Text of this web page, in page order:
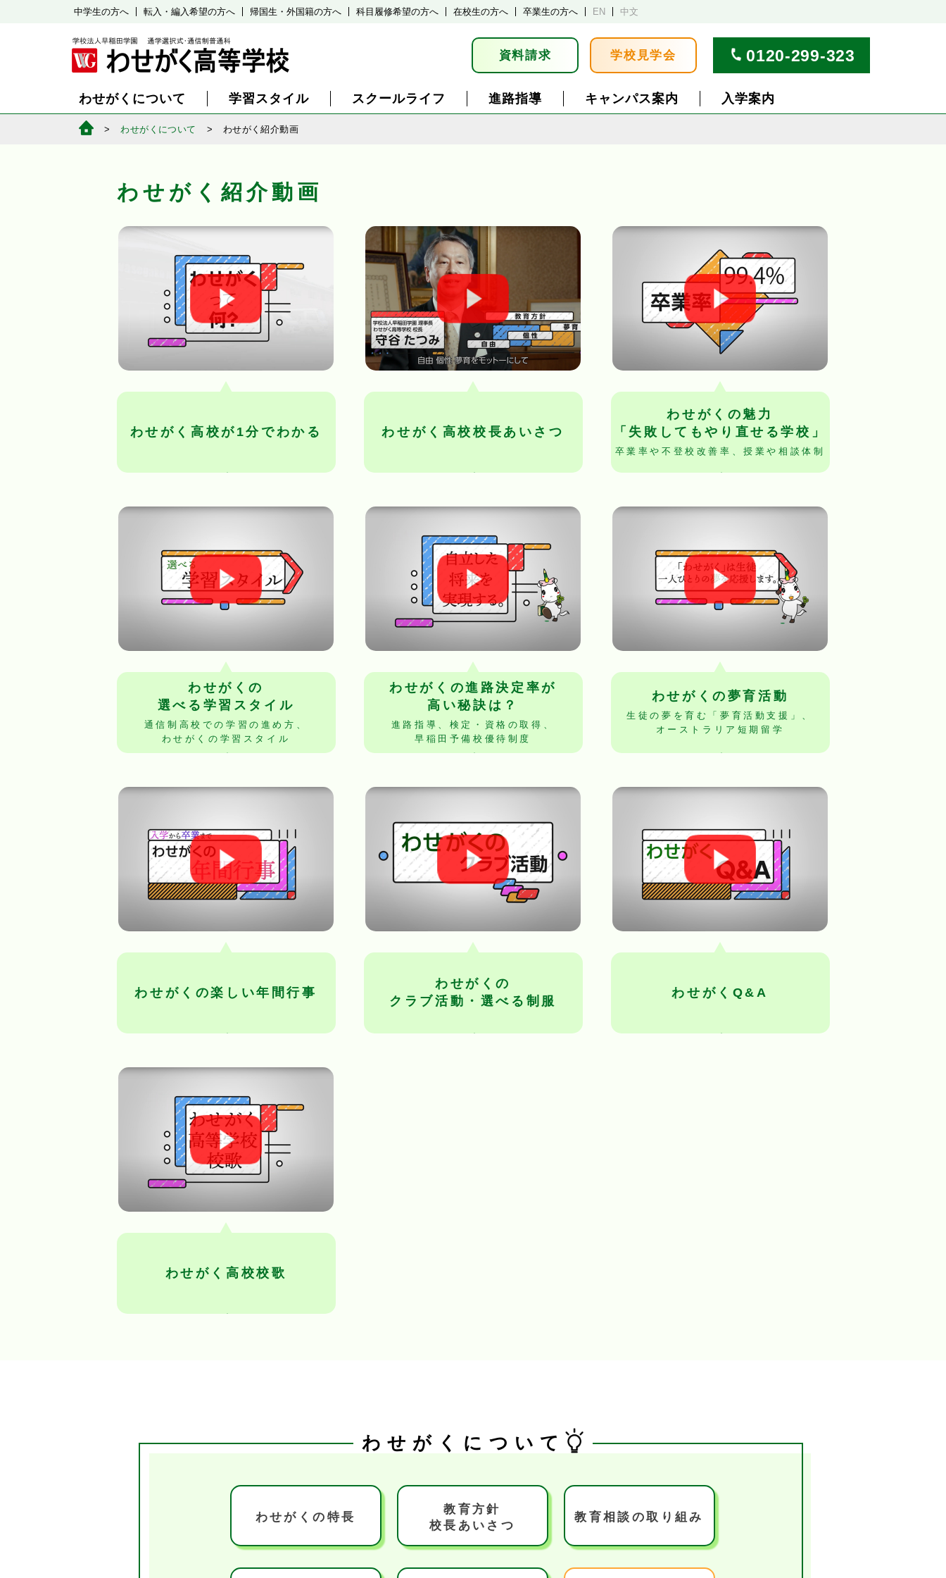
中学生の方へ 転入・編入希望の方へ 帰国生・外国籍の方へ 科目履修希望の方へ 在校生の方へ 卒業生の方へ EN 中文
資料請求 学校見学会 0120-299-323
わせがくについて 学習スタイル スクールライフ 進路指導 キャンパス案内 入学案内
わせがくについて わせがく紹介動画
わせがく紹介動画
わせがく高校が1分でわかる わせがく高校校長あいさつ
わせがくの魅力
「失敗してもやり直せる学校」
卒業率や不登校改善率、授業や相談体制
わせがくの
選べる学習スタイル
通信制高校での学習の進め方、
わせがくの学習スタイル
わせがくの進路決定率が
高い秘訣は？
進路指導、検定・資格の取得、
早稲田予備校優待制度
わせがくの夢育活動
生徒の夢を育む「夢育活動支援」、
オーストラリア短期留学
わせがくの楽しい年間行事
わせがくの
クラブ活動・選べる制服
わせがくQ&A
わせがく高校校歌
わせがくについて
わせがくの特長
教育方針
校長あいさつ
教育相談の取り組み